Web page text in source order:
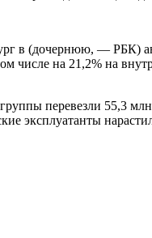
в (дочернюю, — РБК)
числе на 21,2% на
перевезли 55,3
эксплуатанты